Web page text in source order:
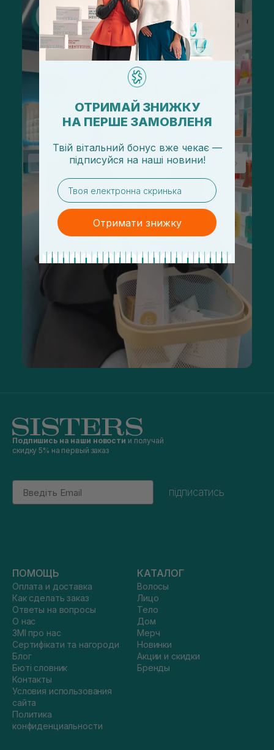
Подпишись на наши новости и получай
скидку 5% на первый заказ
Email
підписатись
ПОМОЩЬ
Оплата и доставка
Как сделать заказ
Ответы на вопросы
О нас
ЗМІ про нас
Сертифікати та нагороди
Блог
Бюті словник
Контакты
Условия использования
сайта
Политика
конфиденциальности
КАТАЛОГ
Волосы
Лицо
Тело
Дом
Мерч
Новинки
Акции и скидки
Бренды
ОТРИМАЙ ЗНИЖКУ
НА ПЕРШЕ ЗАМОВЛЕНЯ
Твій вітальний бонус вже чекає —
підписуйся на наші новини!
email
Отримати знижку